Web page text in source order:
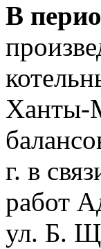
В
Ханты-
г. в
работ
ул. Б.